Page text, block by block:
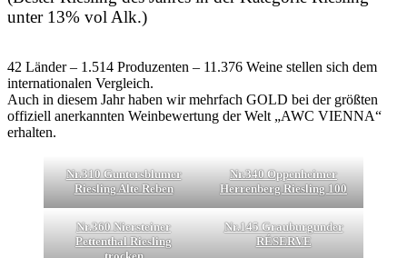
unter 13% vol Alk.)
42 Länder – 1.514 Produzenten – 11.376 Weine stellen sich dem
internationalen Vergleich.
Auch in diesem Jahr haben wir mehrfach GOLD bei der größten
offiziell anerkannten Weinbewertung der Welt „AWC VIENNA“
erhalten.
Nr.310 Guntersblumer
Riesling Alte Reben
Nr.340 Oppenheimer
Herrenberg Riesling 100
Nr.360 Niersteiner
Pettenthal Riesling
Nr.145 Grauburgunder
RÉSERVE